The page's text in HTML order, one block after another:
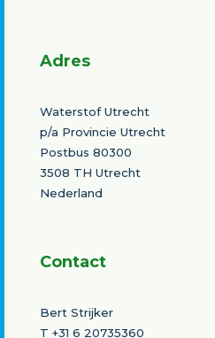
Adres
Waterstof Utrecht
p/a Provincie Utrecht
Postbus 80300
3508 TH Utrecht
Nederland
Contact
Bert Strijker
T +31 6 20735360